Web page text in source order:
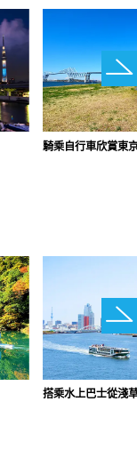
騎乘自行車欣賞東
搭乘水上巴士從淺